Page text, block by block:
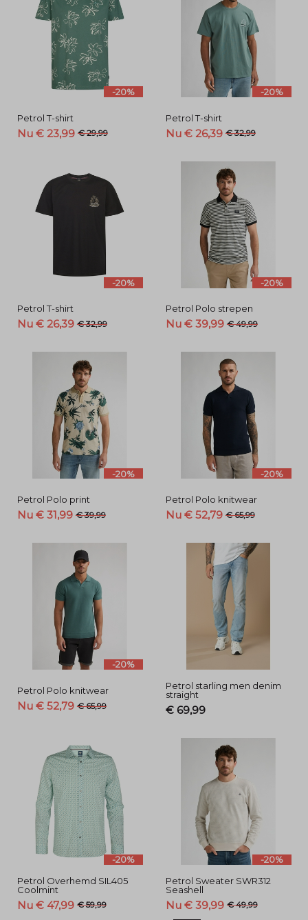
-20%
Petrol T-shirt
Nu € 23,99 € 29,99
-20%
Petrol T-shirt
Nu € 26,39 € 32,99
-20%
Petrol T-shirt
Nu € 26,39 € 32,99
-20%
Petrol Polo strepen
Nu € 39,99 € 49,99
-20%
Petrol Polo print
Nu € 31,99 € 39,99
-20%
Petrol Polo knitwear
Nu € 52,79 € 65,99
-20%
Petrol Polo knitwear
Nu € 52,79 € 65,99
Petrol starling men denim
straight
€ 69,99
-20%
Petrol Overhemd SIL405
Coolmint
Nu € 47,99 € 59,99
-20%
Petrol Sweater SWR312
Seashell
Nu € 39,99 € 49,99